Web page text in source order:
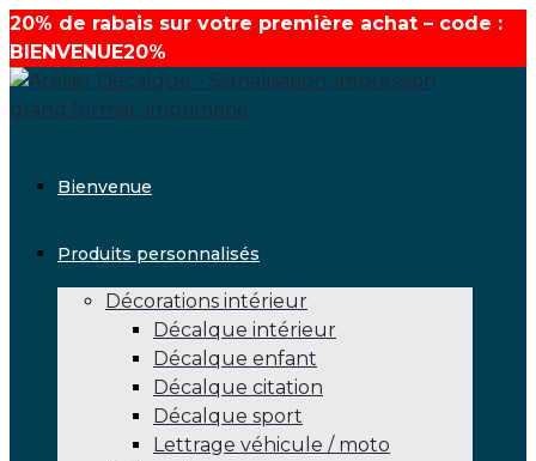
20% de rabais sur votre première achat – code :
BIENVENUE20%
Aller
au
Bienvenue
Produits personnalisés
Décorations intérieur
Décalque intérieur
Décalque enfant
Décalque citation
Décalque sport
Lettrage véhicule / moto